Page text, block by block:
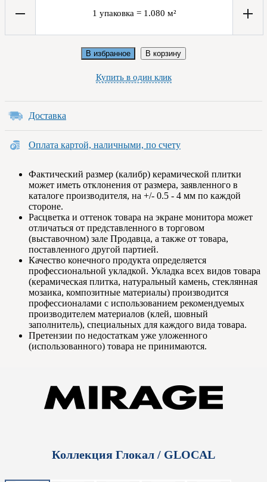
1 упаковка = 1.080 м²
В избранное В корзину
Купить в один клик
Доставка
Оплата картой, наличными, по счету
Фактический размер (калибр) керамической плитки
может иметь отклонения от размера, заявленного в
каталоге производителя, на +/- 0.5 - 4 мм по каждой
стороне.
Расцветка и оттенок товара на экране монитора может
отличаться от представленного в торговом
(выставочном) зале Продавца, а также от товара,
поставленного другой партией.
Качество конечного продукта определяется
профессиональной укладкой. Укладка всех видов товара
(керамическая плитка, натуральный камень, стеклянная
мозаика, композитные материалы) производится
профессионалами с использованием рекомендуемых
производителем материалов (клей, шовный
заполнитель), специальных для каждого вида товара.
Претензии по недостаткам уже уложенного
(использованного) товара не принимаются.
Коллекция Глокал / GLOCAL